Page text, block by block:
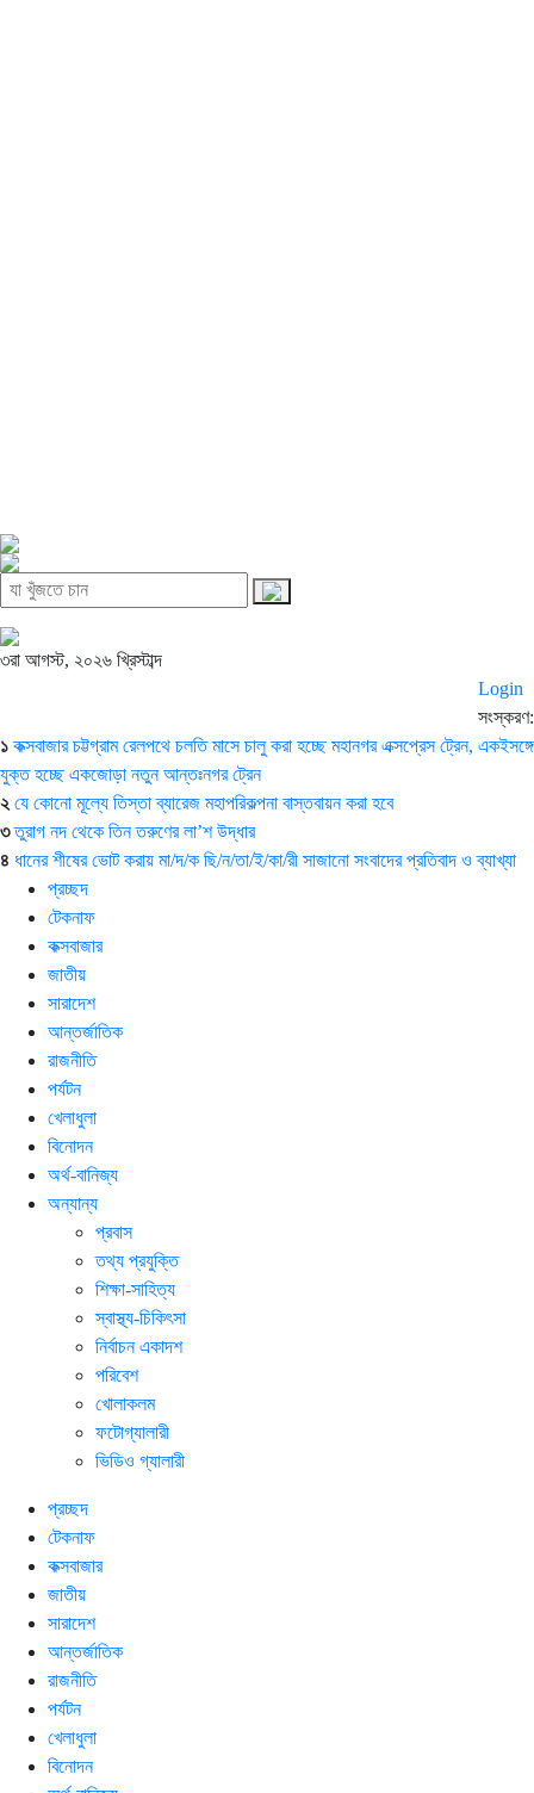
৩রা আগস্ট, ২০২৬ খ্রিস্টাব্দ
Login
সংস্করণ:
১ কক্সবাজার চট্টগ্রাম রেলপথে চলতি মাসে চালু করা হচ্ছে মহানগর এক্সপ্রেস ট্রেন, একইসঙ্গে
যুক্ত হচ্ছে একজোড়া নতুন আন্তঃনগর ট্রেন
২ যে কোনো মূল্যে তিস্তা ব্যারেজ মহাপরিকল্পনা বাস্তবায়ন করা হবে
৩ তুরাগ নদ থেকে তিন তরুণের লা’শ উদ্ধার
৪ ধানের শীষের ভোট করায় মা/দ/ক ছি/ন/তা/ই/কা/রী সাজানো সংবাদের প্রতিবাদ ও ব্যাখ্যা
প্রচ্ছদ
টেকনাফ
কক্সবাজার
জাতীয়
সারাদেশ
আন্তর্জাতিক
রাজনীতি
পর্যটন
খেলাধুলা
বিনোদন
অর্থ-বানিজ্য
অন্যান্য
প্রবাস
তথ্য প্রযুক্তি
শিক্ষা-সাহিত্য
স্বাস্থ্য-চিকিৎসা
নির্বাচন একাদশ
পরিবেশ
খোলাকলম
ফটোগ্যালারী
ভিডিও গ্যালারী
প্রচ্ছদ
টেকনাফ
কক্সবাজার
জাতীয়
সারাদেশ
আন্তর্জাতিক
রাজনীতি
পর্যটন
খেলাধুলা
বিনোদন